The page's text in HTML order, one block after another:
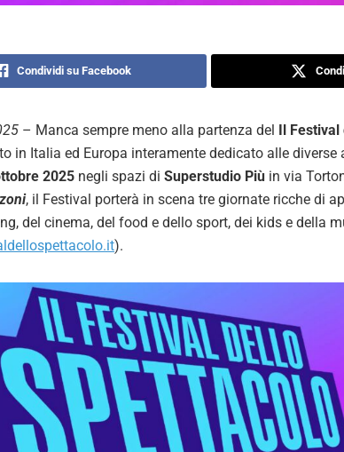
Condividi su Facebook
– Manca sempre meno alla partenza del Il Festival
in Italia ed Europa interamente dedicato alle diverse
2025 negli spazi di Superstudio Più in via
, il Festival porterà in scena tre giornate ricche di
del cinema, del food e dello sport, dei kids e della
).